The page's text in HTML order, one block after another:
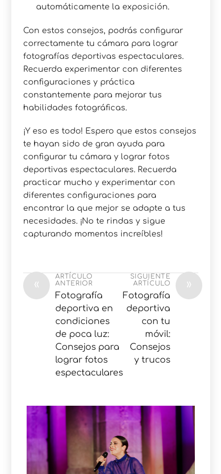
automáticamente la exposición.
Con estos consejos, podrás configurar
correctamente tu cámara para lograr
fotografías deportivas espectaculares.
Recuerda experimentar con diferentes
configuraciones y práctica
constantemente para mejorar tus
habilidades fotográficas.
¡Y eso es todo! Espero que estos consejos
te hayan sido de gran ayuda para
configurar tu cámara y lograr fotos
deportivas espectaculares. Recuerda
practicar mucho y experimentar con
diferentes configuraciones para
encontrar la que mejor se adapte a tus
necesidades. ¡No te rindas y sigue
capturando momentos increíbles!
«
ARTÍCULO
ANTERIOR
Fotografía
deportiva en
condiciones
de poca luz:
Consejos para
lograr fotos
espectaculares
»
SIGUIENTE
ARTÍCULO
Fotografía
deportiva
con tu
móvil:
Consejos
y trucos